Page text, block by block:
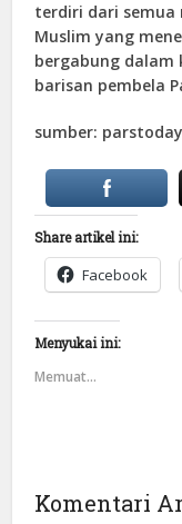
terdiri dari semua
Muslim yang
bergabung dalam
barisan pembela
sumber: parstoday
Share artikel ini:
Facebook
Menyukai ini:
Memuat...
Komentari